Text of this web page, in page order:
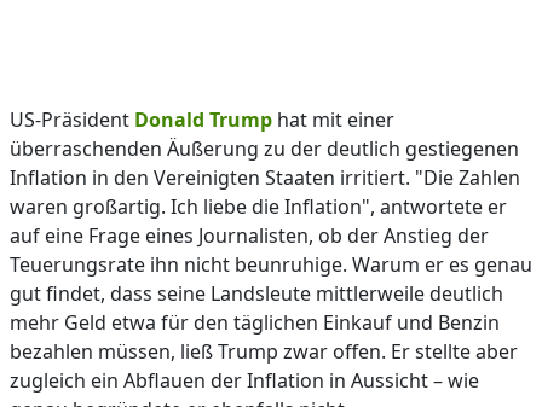
US-Präsident Donald Trump hat mit einer
überraschenden Äußerung zu der deutlich gestiegenen
Inflation in den Vereinigten Staaten irritiert. "Die Zahlen
waren großartig. Ich liebe die Inflation", antwortete er
auf eine Frage eines Journalisten, ob der Anstieg der
Teuerungsrate ihn nicht beunruhige. Warum er es genau
gut findet, dass seine Landsleute mittlerweile deutlich
mehr Geld etwa für den täglichen Einkauf und Benzin
bezahlen müssen, ließ Trump zwar offen. Er stellte aber
zugleich ein Abflauen der Inflation in Aussicht – wie